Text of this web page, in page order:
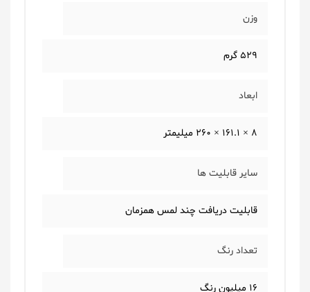
وزن
529 گرم
ابعاد
8 × 161.1 × 260 میلیمتر
سایر قابلیت ها
قابلیت دریافت چند لمس همزمان
تعداد رنگ
16 میلیون رنگ